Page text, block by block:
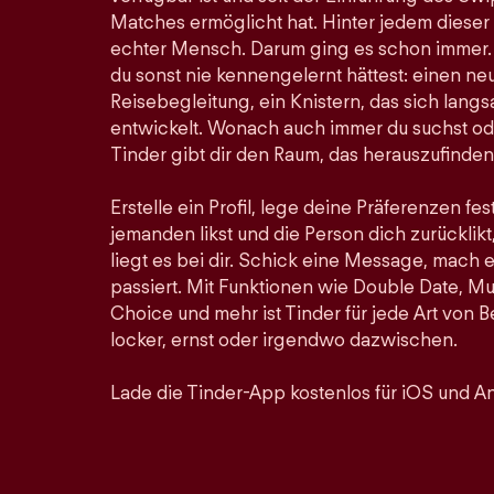
Matches ermöglicht hat. Hinter jedem
echter Mensch. Darum ging es schon
du sonst nie kennengelernt hättest: einen
Reisebegleitung, ein Knistern, das sich
entwickelt. Wonach auch immer du suchst
Tinder gibt dir den Raum, das
Erstelle ein Profil, lege deine Präferenzen
jemanden likst und die Person dich
liegt es bei dir. Schick eine Message, mach
passiert. Mit Funktionen wie Double Date,
Choice und mehr ist Tinder für jede Art von
locker, ernst oder irgendwo dazwischen.
Lade die Tinder-App kostenlos für iOS und